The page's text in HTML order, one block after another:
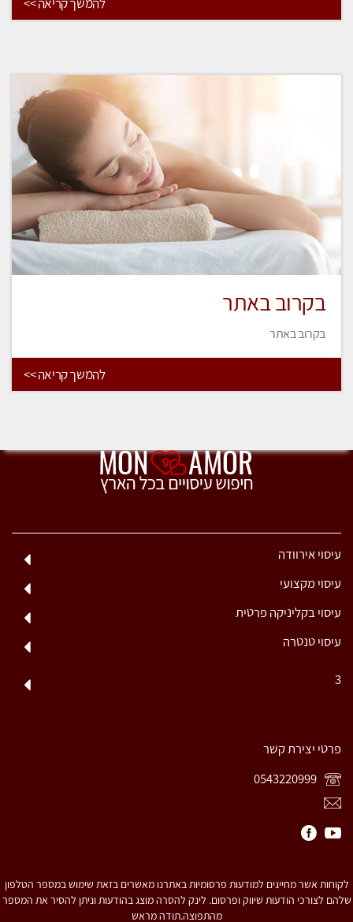
בקרוב באתר
בקרוב באתר
להמשך קריאה >>
עיסוי אירוודה
עיסוי מקצועי
עיסוי בקליניקה פרטית
עיסוי טנטרה
3
פרטי יצירת קשר
לקוחות אשר מחייגים למודעות פרסומיות באתרנו מאשרים בזאת שימוש במספר הטלפון
שלהם לצורכי הודעות שיווק ופרסום. לינק להסרה מוצג בהודעות וניתן להסיר את המספר
מהתפוצה.תודה מראש